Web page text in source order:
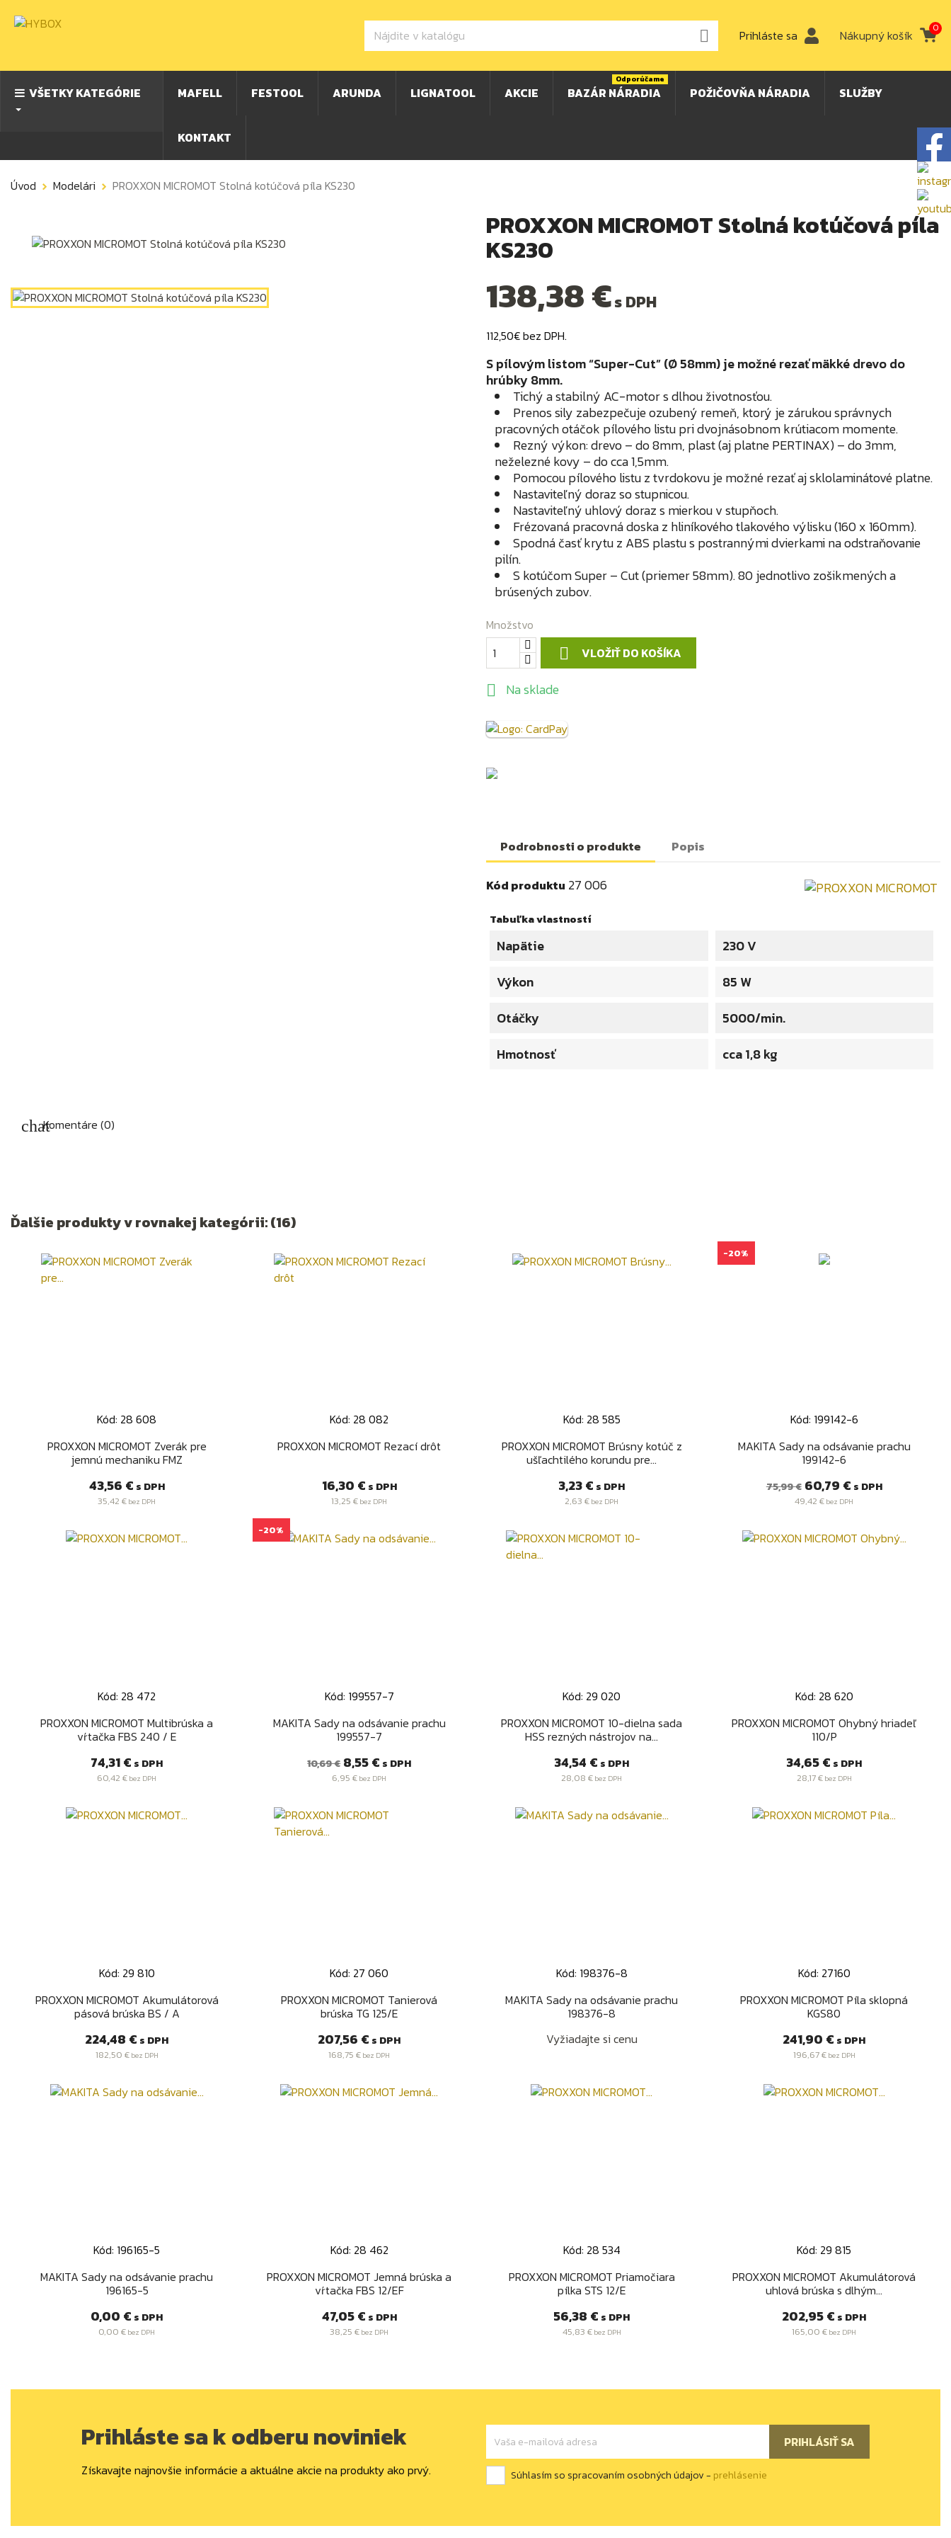
 Prihláste sa Nákupný košík 0
VŠETKY KATEGÓRIE MAFELL FESTOOL ARUNDA LIGNATOOL AKCIE BAZÁR NÁRADIA
Odporúčame
POŽIČOVŇA NÁRADIA SLUŽBY
KONTAKT
Úvod Modelári PROXXON MICROMOT Stolná kotúčová píla KS230
PROXXON MICROMOT Stolná kotúčová píla
KS230
138,38 €s DPH
112,50€ bez DPH.
S pílovým listom “Super-Cut” (Ø 58mm) je možné rezať mäkké drevo do
hrúbky 8mm.
Tichý a stabilný AC-motor s dlhou životnosťou.
Prenos sily zabezpečuje ozubený remeň, ktorý je zárukou správnych
pracovných otáčok pílového listu pri dvojnásobnom krútiacom momente.
Rezný výkon: drevo – do 8mm, plast (aj platne PERTINAX) – do 3mm,
neželezné kovy – do cca 1,5mm.
Pomocou pílového listu z tvrdokovu je možné rezať aj sklolaminátové platne.
Nastaviteľný doraz so stupnicou.
Nastaviteľný uhlový doraz s mierkou v stupňoch.
Frézovaná pracovná doska z hliníkového tlakového výlisku (160 x 160mm).
Spodná časť krytu z ABS plastu s postrannými dvierkami na odstraňovanie
pilín.
S kotúčom Super – Cut (priemer 58mm). 80 jednotlivo zošikmených a
brúsených zubov.
Množstvo
 VLOŽIŤ DO KOŠÍKA
 Na sklade
Podrobnosti o produkte Popis
Kód produktu 27 006
Tabuľka vlastností
Napätie
230 V
Výkon
85 W
Otáčky
5000/min.
Hmotnosť
cca 1,8 kg
Komentáre (0)
Ďalšie produkty v rovnakej kategórii: (16)
Kód: 28 608
PROXXON MICROMOT Zverák pre
jemnú mechaniku FMZ
Cena
43,56 € s DPH
35,42 € bez DPH
 Rýchly náhľad
Kód: 28 082
PROXXON MICROMOT Rezací drôt
Cena
16,30 € s DPH
13,25 € bez DPH
 Rýchly náhľad
Kód: 28 585
PROXXON MICROMOT Brúsny kotúč z
ušľachtilého korundu pre...
Cena
3,23 € s DPH
2,63 € bez DPH
 Rýchly náhľad
Kód: 199142-6
MAKITA Sady na odsávanie prachu
199142-6
Bežná
cena
75,99 € Cena
60,79 € s DPH
49,42 € bez DPH
-20%
 Rýchly náhľad
Kód: 28 472
PROXXON MICROMOT Multibrúska a
vŕtačka FBS 240 / E
Cena
74,31 € s DPH
60,42 € bez DPH
 Rýchly náhľad
Kód: 199557-7
MAKITA Sady na odsávanie prachu
199557-7
Bežná
cena
10,69 € Cena
8,55 € s DPH
6,95 € bez DPH
-20%
 Rýchly náhľad
Kód: 29 020
PROXXON MICROMOT 10-dielna sada
HSS rezných nástrojov na...
Cena
34,54 € s DPH
28,08 € bez DPH
 Rýchly náhľad
Kód: 28 620
PROXXON MICROMOT Ohybný hriadeľ
110/P
Cena
34,65 € s DPH
28,17 €bez DPH
 Rýchly náhľad
Kód: 29 810
PROXXON MICROMOT Akumulátorová
pásová brúska BS / A
Cena
224,48 € s DPH
182,50 €bez DPH
 Rýchly náhľad
Kód: 27 060
PROXXON MICROMOT Tanierová
brúska TG 125/E
Cena
207,56 € s DPH
168,75 € bez DPH
 Rýchly náhľad
Kód: 198376-8
MAKITA Sady na odsávanie prachu
198376-8
Vyžiadajte si cenu
 Rýchly náhľad
Kód: 27160
PROXXON MICROMOT Píla sklopná
KGS80
Cena
241,90 € s DPH
196,67 €bez DPH
 Rýchly náhľad
Kód: 196165-5
MAKITA Sady na odsávanie prachu
196165-5
Cena
0,00 € s DPH
0,00 € bez DPH
 Rýchly náhľad
Kód: 28 462
PROXXON MICROMOT Jemná brúska a
vŕtačka FBS 12/EF
Cena
47,05 € s DPH
38,25 € bez DPH
 Rýchly náhľad
Kód: 28 534
PROXXON MICROMOT Priamočiara
pílka STS 12/E
Cena
56,38 € s DPH
45,83 €bez DPH
 Rýchly náhľad
Kód: 29 815
PROXXON MICROMOT Akumulátorová
uhlová brúska s dlhým...
Cena
202,95 € s DPH
165,00 € bez DPH
 Rýchly náhľad
Prihláste sa k odberu noviniek
Získavajte najnovšie informácie a aktuálne akcie na produkty ako prvý. Súhlasím so spracovaním osobných údajov - prehlásenie